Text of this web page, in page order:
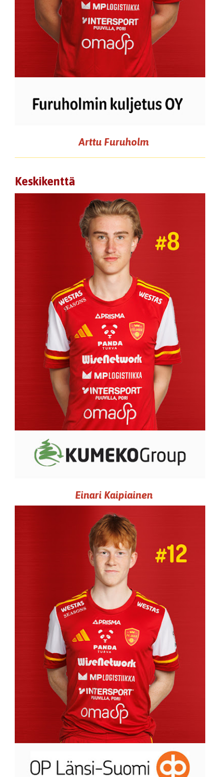
Arttu Furuholm
Keskikenttä
Einari Kaipiainen